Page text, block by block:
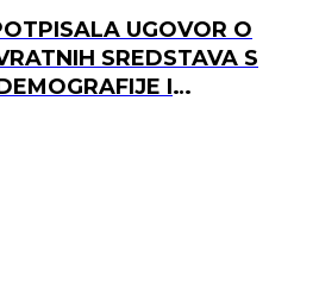
UGOVOR O
SREDSTAVA S
I
IGRALIŠTA U